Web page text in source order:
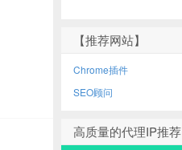
【推荐网站】
Chrome插件
SEO顾问
高质量的代理IP推荐